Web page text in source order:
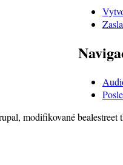
modifikované bealestreet